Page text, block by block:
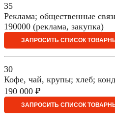
35
Реклама; общественные
190000 (реклама, закупка)
ЗАПРОСИТЬ СПИСОК
30
Кофе, чай, крупы; хлеб;
190 000 ₽
ЗАПРОСИТЬ СПИСОК